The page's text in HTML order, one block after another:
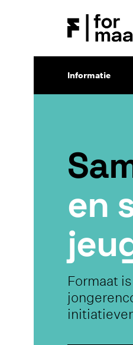
Informatie
en
Formaat